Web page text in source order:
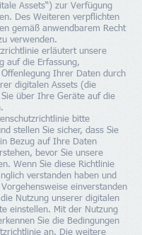
Assets“) zur Verfügung
Des Weiteren verpflichten
gemäß anwendbarem Recht
verwenden.
erläutert unsere
auf die Erfassung,
Ihrer Daten durch
digitalen Assets (die
Sie über Ihre Geräte auf die
bitte
stellen Sie sicher, dass Sie
Bezug auf Ihre Daten
bevor Sie unsere
Wenn Sie diese Richtlinie
verstanden haben und
einverstanden
Nutzung unserer digitalen
einstellen. Mit der Nutzung
Sie die Bedingungen
an. Die weitere